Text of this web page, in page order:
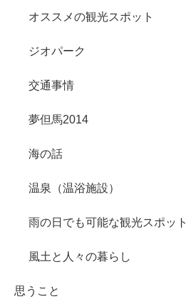
オススメの観光スポット
ジオパーク
交通事情
夢但馬2014
海の話
温泉（温浴施設）
雨の日でも可能な観光スポット
風土と人々の暮らし
思うこと